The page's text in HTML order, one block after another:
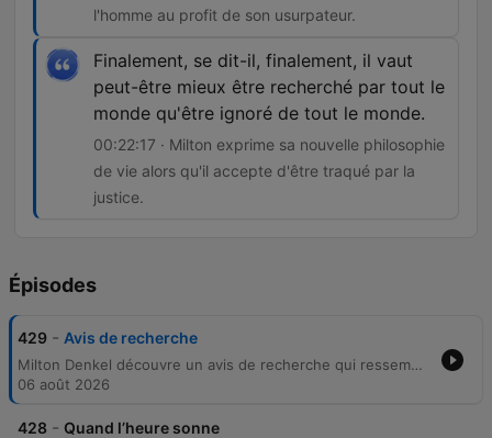
l'homme au profit de son usurpateur.
Finalement, se dit-il, finalement, il vaut
peut-être mieux être recherché par tout le
monde qu'être ignoré de tout le monde.
00:22:17 · Milton exprime sa nouvelle philosophie
de vie alors qu'il accepte d'être traqué par la
justice.
Épisodes
429 - Avis de recherche
Milton Denkel découvre un avis de recherche qui ressemble étrangement au sien, réalisant qu'il s'agit de son cousin Gérard, un criminel recherché. Après avoir perdu son emploi au motel, Milton décide de partir pour Stamford avec un revolver afin de retrouver son ancien amour, Milti Davis. Dans un bar sordide, Milton est confronté à une femme qui le prend pour Gérard et lui révèle que son identité semble avoir été effacée par une mise en scène macabre. Face à la disparition de son propre nom, Milton décide de quitter les lieux pour entamer une nouvelle vie.
06 août 2026
428 - Quand l’heure sonne